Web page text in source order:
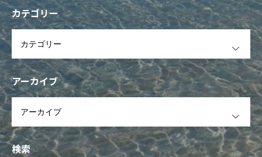
カテゴリー
アーカイブ
検索